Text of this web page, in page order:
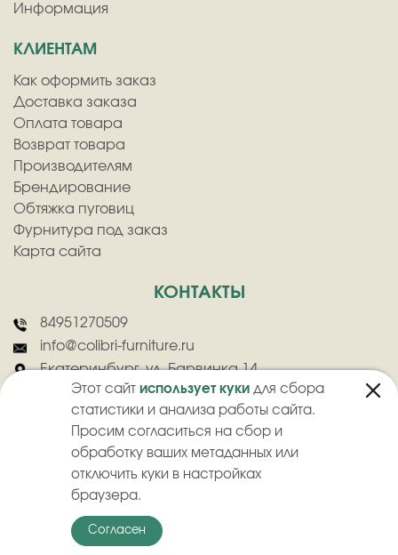
Этот сайт использует куки для сбора
статистики и анализа работы сайта.
Просим согласиться на сбор и
обработку ваших метаданных или
отключить куки в настройках
браузера.
Согласен
Информация
КЛИЕНТАМ
Как оформить заказ
Доставка заказа
Оплата товара
Возврат товара
Производителям
Брендирование
Обтяжка пуговиц
Фурнитура под заказ
Карта сайта
КОНТАКТЫ
84951270509
info@colibri-furniture.ru
Екатеринбург, ул. Барвинка 14
ООО "Колибри" - Оптовая продажа швейной фурнитуры
Политика конфиденциальности
Пользовательское соглашение